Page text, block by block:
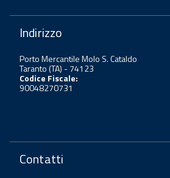
Indirizzo
Porto Mercantile Molo S. Cataldo
Taranto (TA) - 74123
Codice Fiscale:
90048270731
Contatti